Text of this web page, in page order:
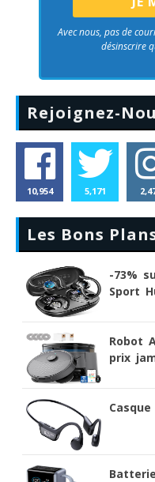
Avec nous, pas de
désinscrire
Rejoignez-
10,954 5,171
Les Bons
-73%
Sport
Robot
prix